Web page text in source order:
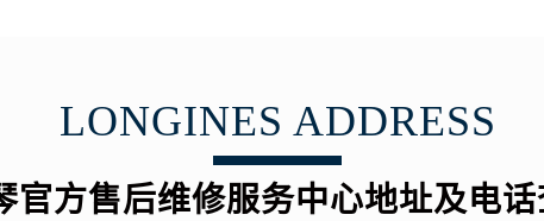
务中心（需提前预约）
务中心（需提前预约）
LONGINES ADDRESS
官方售后维修服务中心地址及电